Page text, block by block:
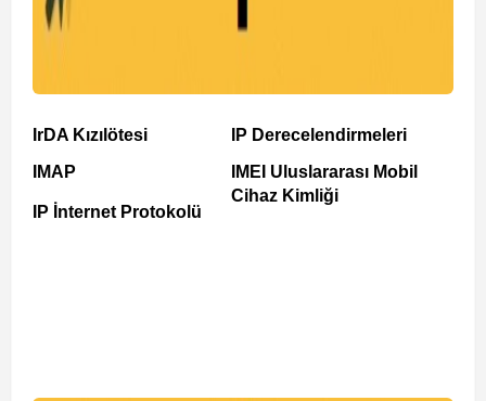
IrDA Kızılötesi
IMAP
IP İnternet Protokolü
IP Derecelendirmeleri
IMEI Uluslararası Mobil
Cihaz Kimliği